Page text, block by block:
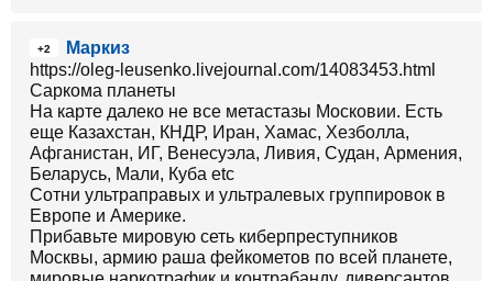
Тихий океан. І не між германським світом та
російським, а між Америкою та Китаєм.
РФ відчуває, що є зайвою в цьому новому світі.
Вона звикла перетворювати інші країни на
плацдарми воєн, і їй страшно відчувати, що вона
сама може бути "плацдармом". Необов'язково
гарячої війни - але точно війни цінностей. Війна між
Америкою та Китаєм буде йти в головах і в
технологіях. Це буде війна між свободою і порядком,
індивідуалізмом і новим колективізмом.
+2
Маркиз
https://oleg-leusenko.livejournal.com/14083453.html
Саркома планеты
На карте далеко не все метастазы Московии. Есть
еще Казахстан, КНДР, Иран, Хамас, Хезболла,
Афганистан, ИГ, Венесуэла, Ливия, Судан, Армения,
Беларусь, Мали, Куба etc
Сотни ультраправых и ультралевых группировок в
Европе и Америке.
Прибавьте мировую сеть киберпреступников
Москвы, армию раша фейкометов по всей планете,